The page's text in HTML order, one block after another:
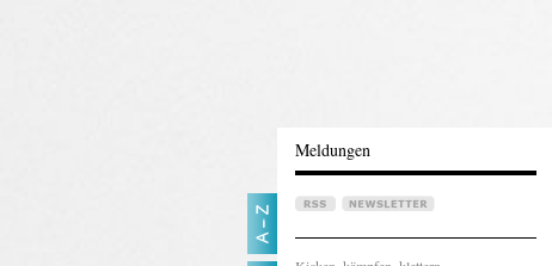
Meldungen